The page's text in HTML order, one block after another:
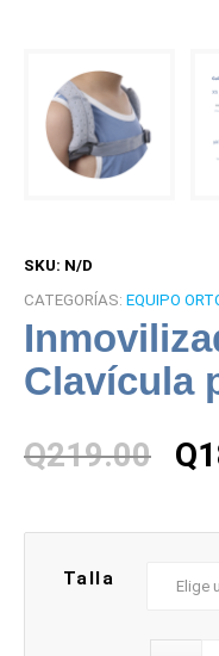
SKU: N/D
CATEGORÍAS: EQUIPO
Clavícula
Q219.00 El
era:
Q
Talla